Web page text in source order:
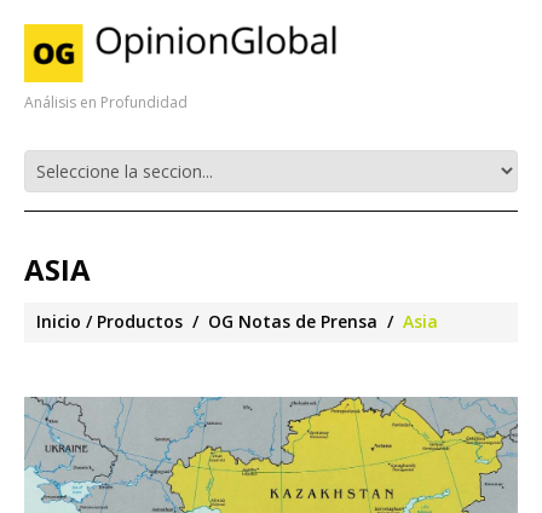
Análisis en Profundidad
ASIA
Inicio Productos OG Notas de Prensa Asia